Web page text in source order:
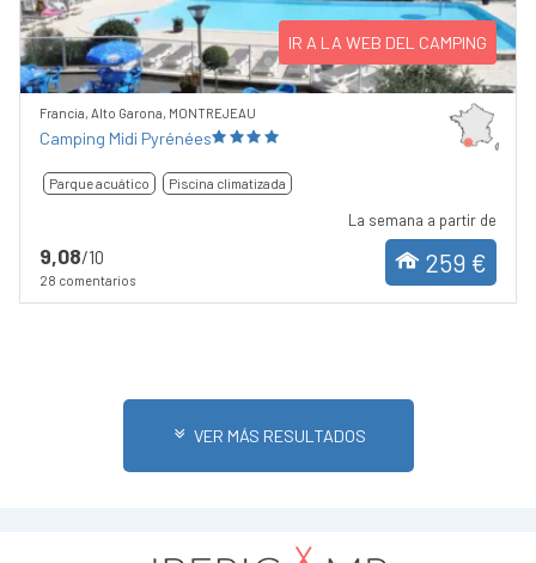
IR A LA WEB DEL CAMPING
Francia, Alto Garona, MONTREJEAU
Camping Midi Pyrénées
Parque acuático Piscina climatizada
9,08/10
28 comentarios
La semana a partir de
259 €
VER MÁS RESULTADOS